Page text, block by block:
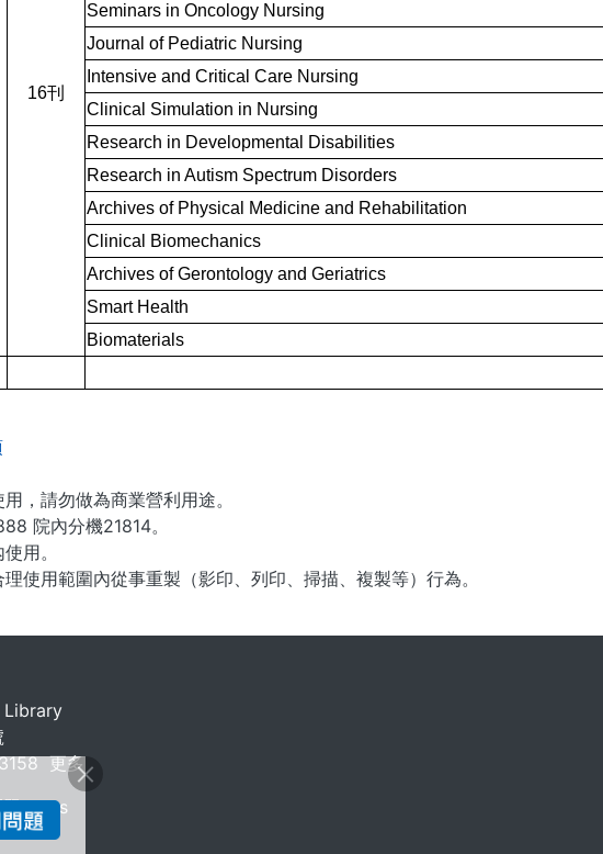
16刊
Seminars in Oncology Nursing
Journal of Pediatric Nursing
Intensive and Critical Care Nursing
Clinical Simulation in Nursing
Research in Developmental Disabilities
Research in Autism Spectrum Disorders
Archives of Physical Medicine and Rehabilitation
Clinical Biomechanics
Archives of Gerontology and Geriatrics
Smart Health
Biomaterials
，請勿做為商業營利用途。
院內分機21814。
用。
使用範圍內從事重製（影印、列印、掃描、複製等）行為。
更多
FAQs